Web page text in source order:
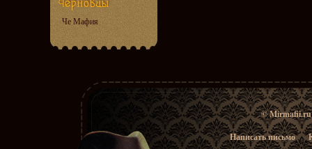
Че Мафия
© Mirmafii.ru
Написать письмо